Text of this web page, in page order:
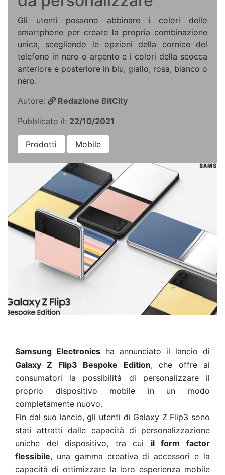
Gli utenti possono abbinare i colori dello
smartphone per creare la propria combinazione
unica, scegliendo le opzioni della cornice del
telefono in nero o argento e i colori della scocca
anteriore e posteriore in blu, giallo, rosa, bianco o
nero.
Autore:
Redazione BitCity
Pubblicato il: 22/10/2021
Prodotti Mobile
Samsung Electronics ha annunciato il lancio di
Galaxy Z Flip3 Bespoke Edition, che offre ai
consumatori la possibilità di personalizzare il
proprio dispositivo mobile in un modo
completamente nuovo.
Fin dal suo lancio, gli utenti di Galaxy Z Flip3 sono
stati attratti dalle capacità di personalizzazione
uniche del dispositivo, tra cui il form factor
flessibile, una gamma creativa di accessori e la
capacità di ottimizzare la loro esperienza mobile